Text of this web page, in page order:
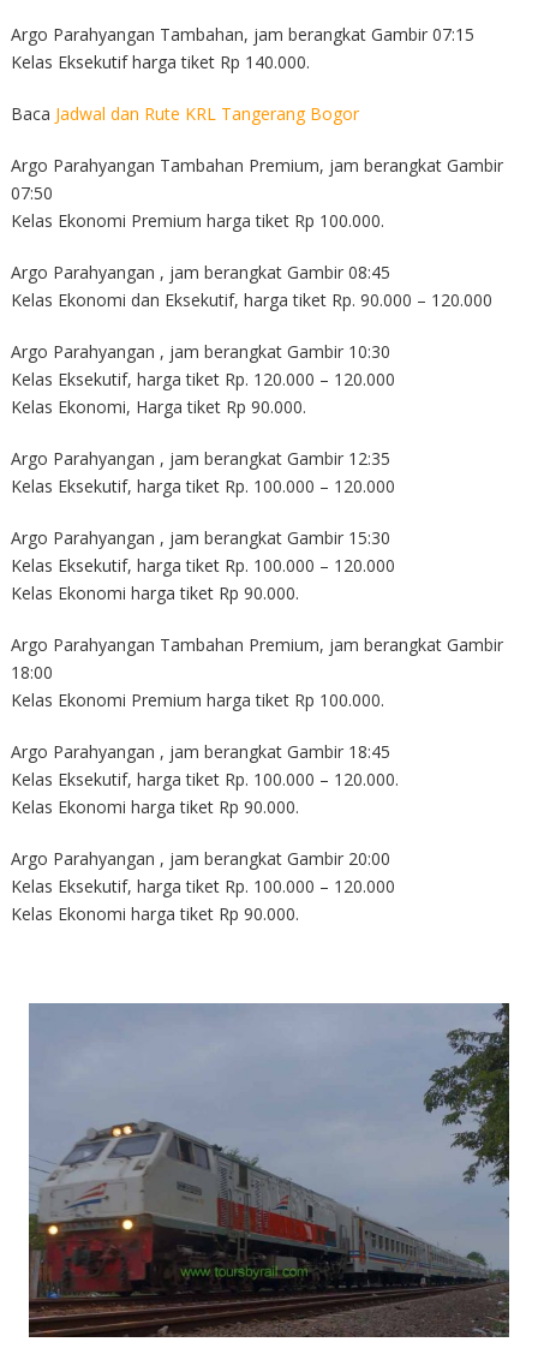
Argo Parahyangan Tambahan, jam berangkat Gambir 07:15
Kelas Eksekutif harga tiket Rp 140.000.
Baca Jadwal dan Rute KRL Tangerang Bogor
Argo Parahyangan Tambahan Premium, jam berangkat Gambir
07:50
Kelas Ekonomi Premium harga tiket Rp 100.000.
Argo Parahyangan , jam berangkat Gambir 08:45
Kelas Ekonomi dan Eksekutif, harga tiket Rp. 90.000 – 120.000
Argo Parahyangan , jam berangkat Gambir 10:30
Kelas Eksekutif, harga tiket Rp. 120.000 – 120.000
Kelas Ekonomi, Harga tiket Rp 90.000.
Argo Parahyangan , jam berangkat Gambir 12:35
Kelas Eksekutif, harga tiket Rp. 100.000 – 120.000
Argo Parahyangan , jam berangkat Gambir 15:30
Kelas Eksekutif, harga tiket Rp. 100.000 – 120.000
Kelas Ekonomi harga tiket Rp 90.000.
Argo Parahyangan Tambahan Premium, jam berangkat Gambir
18:00
Kelas Ekonomi Premium harga tiket Rp 100.000.
Argo Parahyangan , jam berangkat Gambir 18:45
Kelas Eksekutif, harga tiket Rp. 100.000 – 120.000.
Kelas Ekonomi harga tiket Rp 90.000.
Argo Parahyangan , jam berangkat Gambir 20:00
Kelas Eksekutif, harga tiket Rp. 100.000 – 120.000
Kelas Ekonomi harga tiket Rp 90.000.